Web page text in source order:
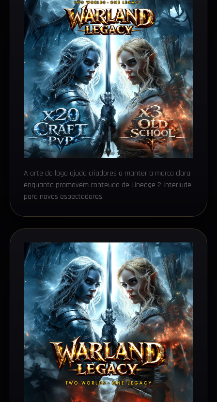
A arte do logo ajuda criadores a manter a marca clara
enquanto promovem conteudo de Lineage 2 Interlude
para novos espectadores.